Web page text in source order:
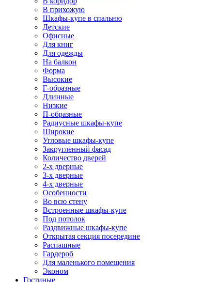
В прихожую
Шкафы-купе в спальню
Детские
Офисные
Для книг
Для одежды
На балкон
Форма
Высокие
Г-образные
Длинные
Низкие
П-образные
Радиусные шкафы-купе
Широкие
Угловые шкафы-купе
Закругленный фасад
Количество дверей
2-х дверные
3-х дверные
4-х дверные
Особенности
Во всю стену
Встроенные шкафы-купе
Под потолок
Раздвижные шкафы-купе
Открытая секция посередине
Распашные
Гардероб
Для маленького помещения
Эконом
Гостиные